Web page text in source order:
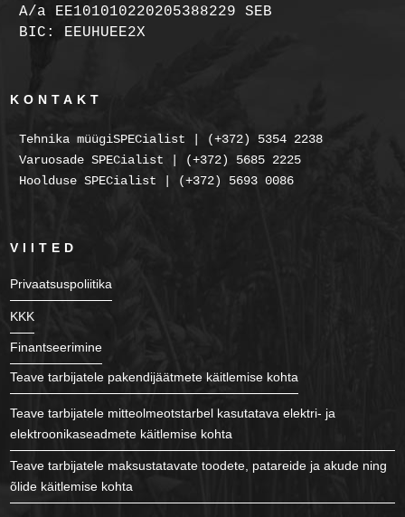
A/a EE101010220205388229 SEB
BIC: EEUHUEE2X
KONTAKT
Tehnika müügiSPECialist | (+372) 5354 2238
Varuosade SPECialist | (+372) 5685 2225
Hoolduse SPECialist | (+372) 5693 0086
VIITED
Privaatsuspoliitika
KKK
Finantseerimine
Teave tarbijatele pakendijäätmete käitlemise kohta
Teave tarbijatele mitteolmeotstarbel kasutatava elektri- ja
elektroonikaseadmete käitlemise kohta
Teave tarbijatele maksustatavate toodete, patareide ja akude ning
õlide käitlemise kohta